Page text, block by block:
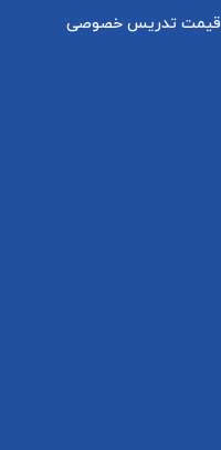
قیمت تدریس خصوصی